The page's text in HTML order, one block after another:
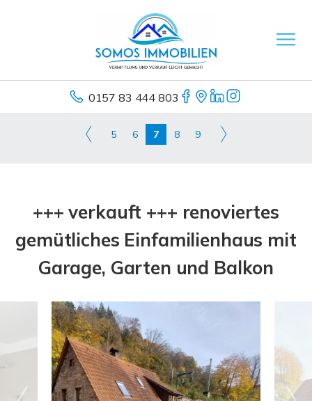
0157 83 444 803
5 6 7 8 9
+++ verkauft +++ renoviertes
gemütliches Einfamilienhaus mit
Garage, Garten und Balkon